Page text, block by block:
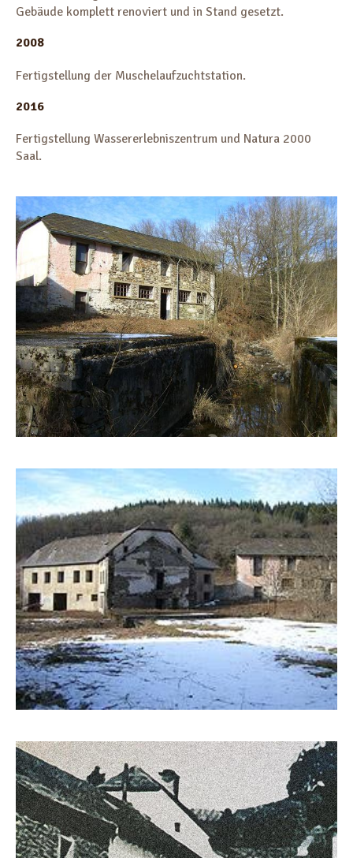
Gebäude komplett renoviert und in Stand gesetzt.
2008
Fertigstellung der Muschelaufzuchtstation.
2016
Fertigstellung Wassererlebniszentrum und Natura 2000
Saal.